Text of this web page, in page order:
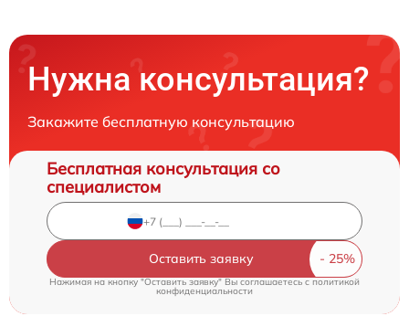
Нужна консультация?
Закажите бесплатную консультацию
Бесплатная консультация со
специалистом
Оставить заявку
Нажимая на кнопку "Оставить заявку" Вы соглашаетесь c политикой
конфиденциальности